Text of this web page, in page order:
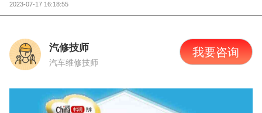
2023-07-17 16:18:55
汽修技师
汽车维修技师
我要咨询